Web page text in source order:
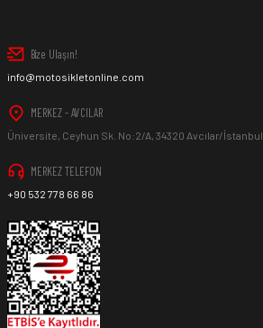
Bize Ulaşın!
info@motosikletonline.com
MERKEZ - AVCILAR
Üniversite, Ceyhun Sk. No:2/A, 34320 Avcılar/İstanbul
MERKEZ TELEFON
+90 532 778 66 86